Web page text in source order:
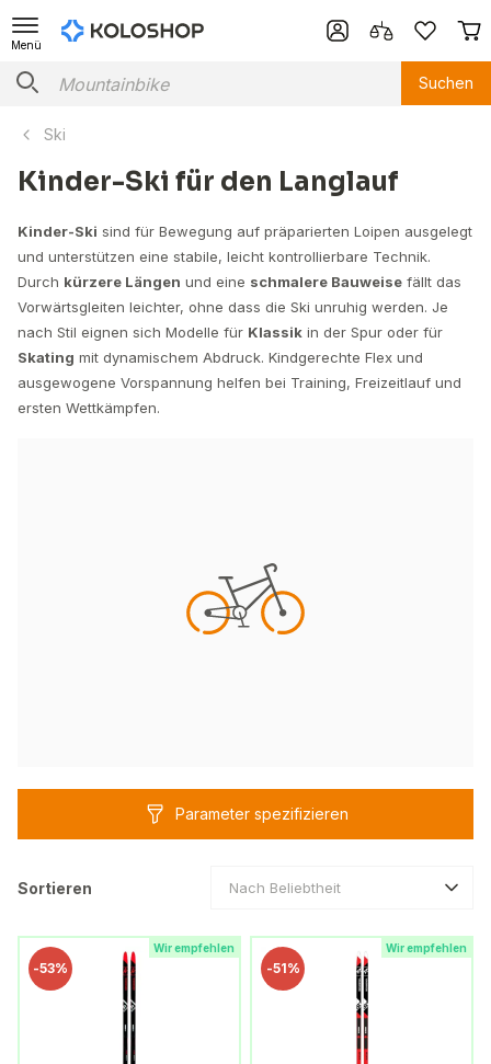
Menü
Suchen
Ski
Kinder-Ski für den Langlauf
Kinder-Ski sind für Bewegung auf präparierten Loipen ausgelegt
und unterstützen eine stabile, leicht kontrollierbare Technik.
Durch kürzere Längen und eine schmalere Bauweise fällt das
Vorwärtsgleiten leichter, ohne dass die Ski unruhig werden. Je
nach Stil eignen sich Modelle für Klassik in der Spur oder für
Skating mit dynamischem Abdruck. Kindgerechte Flex und
ausgewogene Vorspannung helfen bei Training, Freizeitlauf und
ersten Wettkämpfen.
Parameter spezifizieren
Sortieren Nach Beliebtheit
Wir empfehlen
-53%
Wir empfehlen
-51%